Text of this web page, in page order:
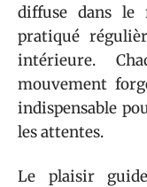
diffuse dans le
pratiqué
intérieure.
mouvement
indispensable
les attentes.
Le plaisir